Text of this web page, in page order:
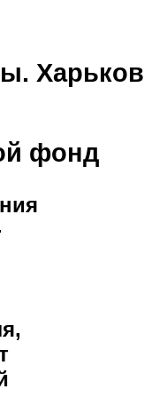
Харьков
фонд